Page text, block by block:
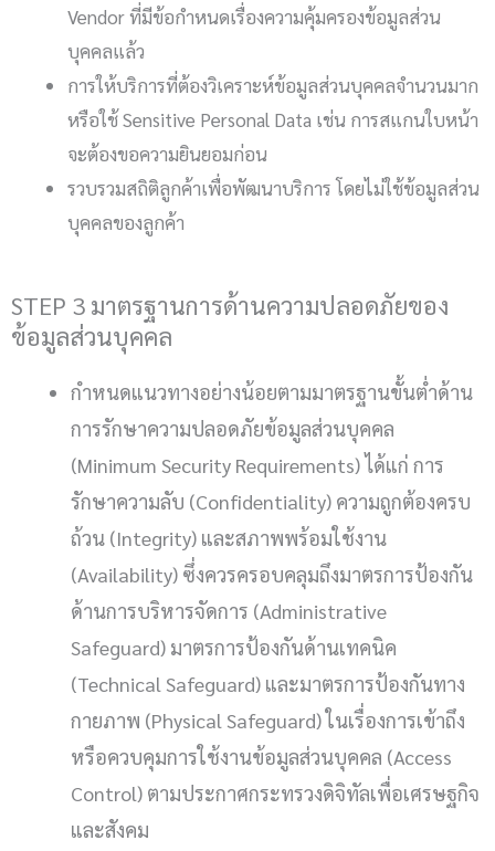
Vendor ที่มีข้อกำหนดเรื่องความคุ้มครองข้อมูลส่วน
บุคคลแล้ว
การให้บริการที่ต้องวิเคราะห์ข้อมูลส่วนบุคคลจำนวนมาก
หรือใช้ Sensitive Personal Data เช่น การสแกนใบหน้า
จะต้องขอความยินยอมก่อน
รวบรวมสถิติลูกค้าเพื่อพัฒนาบริการ โดยไม่ใช้ข้อมูลส่วน
บุคคลของลูกค้า
STEP 3 มาตรฐานการด้านความปลอดภัยของ
ข้อมูลส่วนบุคคล
กำหนดแนวทางอย่างน้อยตามมาตรฐานขั้นต่ำด้าน
การรักษาความปลอดภัยข้อมูลส่วนบุคคล
(Minimum Security Requirements) ได้แก่ การ
รักษาความลับ (Confidentiality) ความถูกต้องครบ
ถ้วน (Integrity) และสภาพพร้อมใช้งาน
(Availability) ซึ่งควรครอบคลุมถึงมาตรการป้องกัน
ด้านการบริหารจัดการ (Administrative
Safeguard) มาตรการป้องกันด้านเทคนิค
(Technical Safeguard) และมาตรการป้องกันทาง
กายภาพ (Physical Safeguard) ในเรื่องการเข้าถึง
หรือควบคุมการใช้งานข้อมูลส่วนบุคคล (Access
Control) ตามประกาศกระทรวงดิจิทัลเพื่อเศรษฐกิจ
และสังคม